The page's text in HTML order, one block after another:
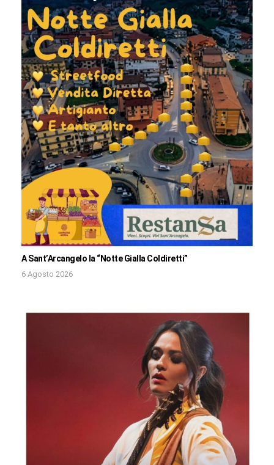
A Sant’Arcangelo la “Notte Gialla Coldiretti”
6 Agosto 2026